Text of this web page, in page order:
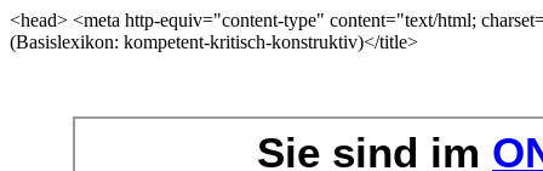
<head> <meta http-equiv="content-type" content="text/html;
(Basislexikon: kompetent-kritisch-konstruktiv)</title>